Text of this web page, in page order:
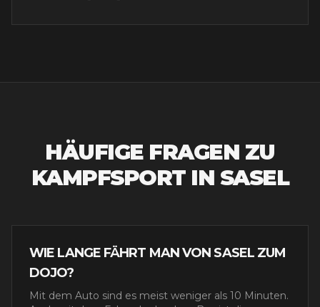
HÄUFIGE FRAGEN ZU
KAMPFSPORT IN SASEL
WIE LANGE FÄHRT MAN VON SASEL ZUM
DOJO?
Mit dem Auto sind es meist weniger als 10 Minuten.